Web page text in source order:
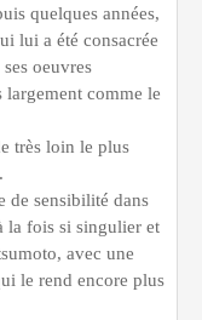
quelques années,
lui a été consacrée
oeuvres
largement comme le
très loin le plus
de sensibilité dans
la fois si singulier et
avec une
le rend encore plus